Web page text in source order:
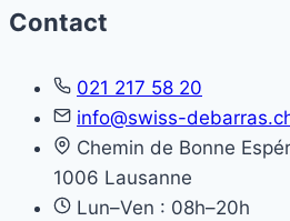
Contact
021 217 58 20
info@swiss-
Chemin de Bonne
1006 Lausanne
Lun–Ven : 08h–20h